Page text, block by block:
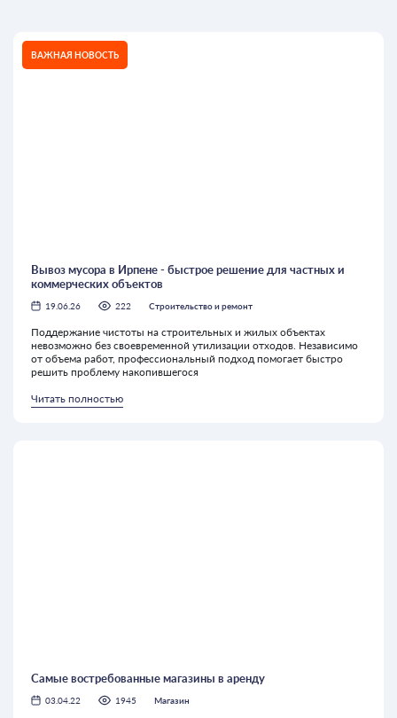
ВАЖНАЯ НОВОСТЬ
Вывоз мусора в Ирпене - быстрое решение для частных и
коммерческих объектов
19.06.26 222 Строительство и ремонт
Поддержание чистоты на строительных и жилых объектах
невозможно без своевременной утилизации отходов. Независимо
от объема работ, профессиональный подход помогает быстро
решить проблему накопившегося
Читать полностью
Самые востребованные магазины в аренду
03.04.22 1945 Магазин